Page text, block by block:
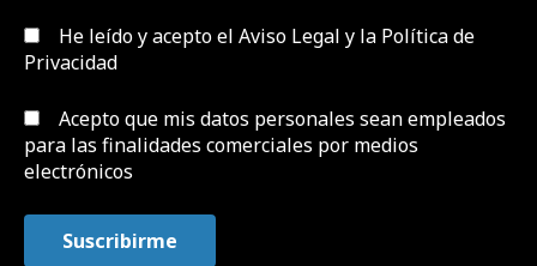
He leído y acepto el Aviso Legal y la Política de
Privacidad
Acepto que mis datos personales sean empleados
para las finalidades comerciales por medios
electrónicos